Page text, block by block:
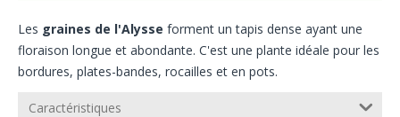
Les graines de l'Alysse forment un tapis dense ayant une
floraison longue et abondante. C'est une plante idéale pour les
bordures, plates-bandes, rocailles et en pots.
Caractéristiques